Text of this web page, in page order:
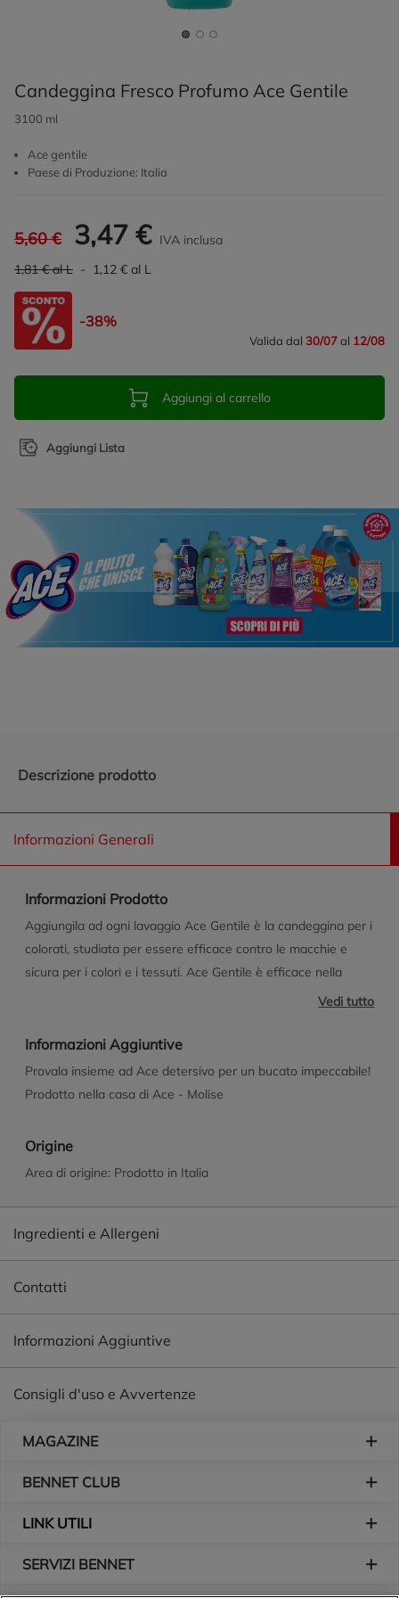
Candeggina Fresco Profumo Ace Gentile
3100 ml
Ace gentile
Paese di Produzione: Italia
5,60 € 3,47 € IVA inclusa
1,81 € al L - 1,12 € al L
-38%
Valida dal 30/07al 12/08
Aggiungi al carrello
Aggiungi Lista
Descrizione prodotto
Informazioni Generali
Informazioni Prodotto
Aggiungila ad ogni lavaggio Ace Gentile è la candeggina per i
colorati, studiata per essere efficace contro le macchie e
sicura per i colori e i tessuti. Ace Gentile è efficace nella
rimozione di un'ampia varietà di macchie, come quelle grasse
Gentile a base di Ossigeno Attivo, inoltre, agisce contro i
cattivi odori e, unita all'azione meccanica del lavaggio,
igienizza il bucato rimuovendo germi e batteri.
Vedi tutto
Informazioni Aggiuntive
Provala insieme ad Ace detersivo per un bucato impeccabile!
Prodotto nella casa di Ace - Molise
Origine
Area di origine: Prodotto in Italia
Ingredienti e Allergeni
Contatti
Informazioni Aggiuntive
Consigli d'uso e Avvertenze
MAGAZINE
BENNET CLUB
LINK UTILI
SERVIZI BENNET